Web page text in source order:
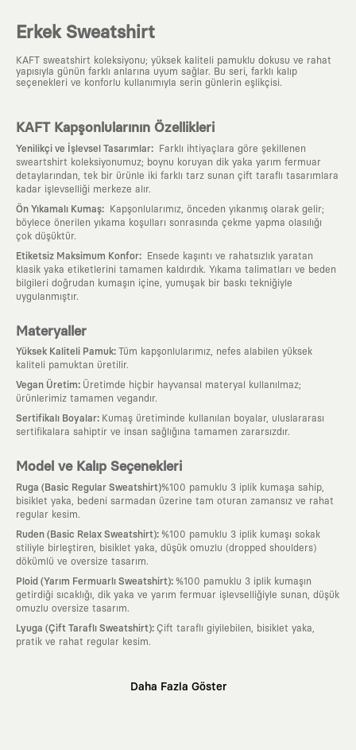
Erkek Sweatshirt
KAFT sweatshirt koleksiyonu; yüksek kaliteli pamuklu dokusu ve rahat
yapısıyla günün farklı anlarına uyum sağlar. Bu seri, farklı kalıp
seçenekleri ve konforlu kullanımıyla serin günlerin eşlikçisi.
KAFT Kapşonlularının Özellikleri
Yenilikçi ve İşlevsel Tasarımlar:
Farklı ihtiyaçlara göre şekillenen
sweartshirt koleksiyonumuz; boynu koruyan dik yaka yarım fermuar
detaylarından, tek bir ürünle iki farklı tarz sunan çift taraflı tasarımlara
kadar işlevselliği merkeze alır.
Ön Yıkamalı Kumaş:
Kapşonlularımız, önceden yıkanmış olarak gelir;
böylece önerilen yıkama koşulları sonrasında çekme yapma olasılığı
çok düşüktür.
Etiketsiz Maksimum Konfor:
Ensede kaşıntı ve rahatsızlık yaratan
klasik yaka etiketlerini tamamen kaldırdık. Yıkama talimatları ve beden
bilgileri doğrudan kumaşın içine, yumuşak bir baskı tekniğiyle
uygulanmıştır.
Materyaller
Yüksek Kaliteli Pamuk: Tüm kapşonlularımız, nefes alabilen yüksek
kaliteli pamuktan üretilir.
Vegan Üretim: Üretimde hiçbir hayvansal materyal kullanılmaz;
ürünlerimiz tamamen vegandır.
Sertifikalı Boyalar: Kumaş üretiminde kullanılan boyalar, uluslararası
sertifikalara sahiptir ve insan sağlığına tamamen zararsızdır.
Model ve Kalıp Seçenekleri
Ruga (Basic Regular Sweatshirt)%100 pamuklu 3 iplik kumaşa sahip,
bisiklet yaka, bedeni sarmadan üzerine tam oturan zamansız ve rahat
regular kesim.
Ruden (Basic Relax Sweatshirt): %100 pamuklu 3 iplik kumaşı sokak
stiliyle birleştiren, bisiklet yaka, düşük omuzlu (dropped shoulders)
dökümlü ve oversize tasarım.
Ploid (Yarım Fermuarlı Sweatshirt): %100 pamuklu 3 iplik kumaşın
getirdiği sıcaklığı, dik yaka ve yarım fermuar işlevselliğiyle sunan, düşük
omuzlu oversize tasarım.
Lyuga (Çift Taraflı Sweatshirt): Çift taraflı giyilebilen, bisiklet yaka,
pratik ve rahat regular kesim.
Daha Fazla Göster